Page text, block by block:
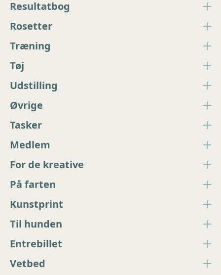
Resultatbog
Rosetter
Træning
Tøj
Udstilling
Øvrige
Tasker
Medlem
For de kreative
På farten
Kunstprint
Til hunden
Entrebillet
Vetbed